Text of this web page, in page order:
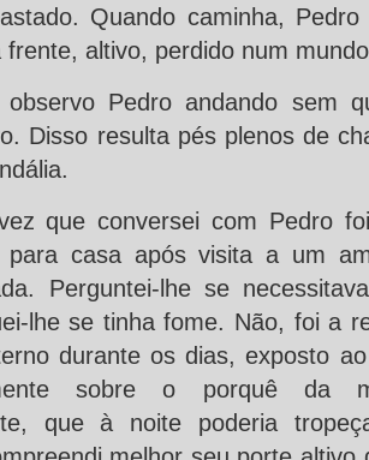
Quando caminha,
frente, altivo, perdido num
Pedro andando sem
Disso resulta pés plenos de
que conversei com Pedro
casa após visita a um
Perguntei-lhe se
lhe se tinha fome. Não, foi a
durante os dias, exposto
sobre o porquê da
que à noite poderia